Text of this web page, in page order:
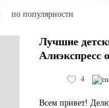
по популярности
Лучшие
Алиэкспресс
4
Всем привет!